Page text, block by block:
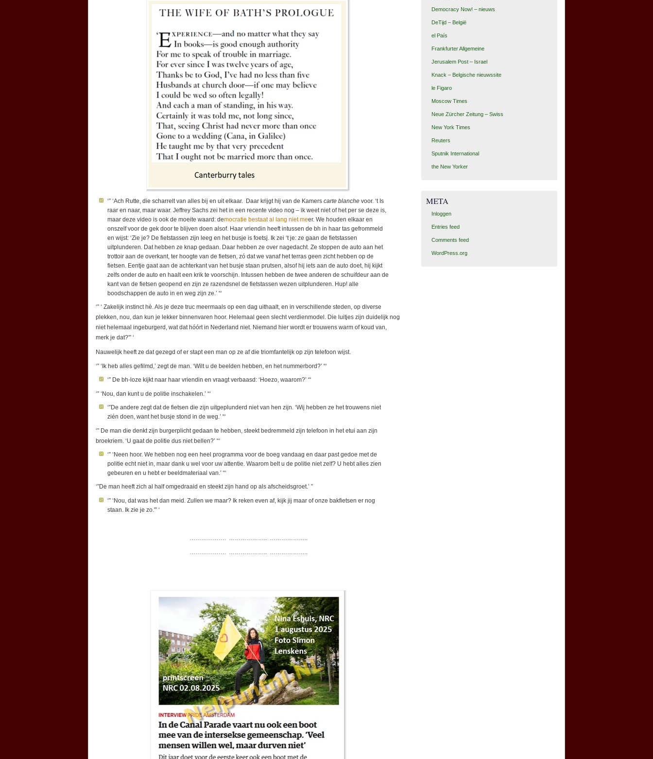
‘” ‘Ach Rutte, die scharrelt van alles bij en uit elkaar. Daar krijgt hij van de Kamers carte blanche voor. ‘t Is
raar en naar, maar waar. Jeffrey Sachs zei het in een recente video nog – ik weet niet of het per se deze is,
maar deze video is ook de moeite waard: democratie bestaat al lang niet meer. We houden elkaar en
onszelf voor de gek door te blijven doen alsof. Haar vriendin heeft intussen de bh in haar tas gefrommeld
en wijst: ‘Zie je? De fietstassen zijn leeg en het busje is foetsj. Ik zei ‘t je: ze gaan de fietstassen
uitplunderen. Dat hebben ze knap gedaan. Daar hebben ze over nagedacht. Ze stoppen de auto aan het
trottoir aan de overkant, ter hoogte van de fietsen, zó dat we vanaf het terras geen zicht hebben op de
fietsen. Eentje gaat aan de achterkant van het busje staan prutsen, alsof hij iets aan de auto doet, hij kijkt
zelfs onder de auto en haalt een krik te voorschijn. Intussen hebben de twee anderen de schuifdeur aan de
kant van de fietsen geopend en zijn ze razendsnel de fietstassen wezen uitplunderen. Hup! alle
boodschappen de auto in en weg zijn ze.’ “‘
‘” ‘ Zakelijk instinct hè. Als je deze truc meermaals op een dag uithaalt, en in verschillende steden, op diverse
plekken, nou, dan kun je lekker binnenvaren hoor. Helemaal geen slecht verdienmodel. Die luitjes zijn duidelijk nog
niet helemaal ingeburgerd, wat dat hóórt in Nederland niet. Niemand hier wordt er trouwens warm of koud van,
merk je dat?'” ‘
Nauwelijk heeft ze dat gezegd of er stapt een man op ze af die triomfantelijk op zijn telefoon wijst.
‘” ‘Ik heb alles gefilmd,’ zegt de man. ‘Wilt u de beelden hebben, en het nummerbord?’ “‘
‘” De bh-loze kijkt naar haar vriendin en vraagt verbaasd: ‘Hoezo, waarom?’ “‘
‘” ‘Nou, dan kunt u de politie inschakelen.’ “‘
‘”De andere zegt dat de fietsen die zijn uitgeplunderd niet van hen zijn. ‘Wij hebben ze het trouwens niet
zién doen, want het busje stond in de weg.’ “‘
‘” De man die denkt zijn burgerplicht gedaan te hebben, steekt bedremmeld zijn telefoon in het etui aan zijn
broekriem. ‘U gaat de politie dus niet bellen?’ “‘
‘” ‘Neen hoor. We hebben nog een heel programma voor de boeg vandaag en daar past gedoe met de
politie echt niet in, maar dank u wel voor uw attentie. Waarom belt u de politie niet zelf? U hebt alles zien
gebeuren en u hebt er beeldmateriaal van.’ “‘
‘”De man heeft zich al half omgedraaid en steekt zijn hand op als afscheidsgroet.’ ”
‘” ‘Nou, dat was het dan meid. Zullen we maar? Ik reken even af, kijk jij maar of onze bakfietsen er nog
staan. Ik zie je zo.'” ‘
………………. ……………….. ………………..
Democracy Now! – nieuws
DeTijd – België
el País
Frankfurter Allgemeine
Jerusalem Post – Israel
Knack – Belgische nieuwssite
le Figaro
Moscow Times
Neue Zürcher Zeitung – Swiss
New York Times
Reuters
Sputnik International
the New Yorker
META
Inloggen
Entries feed
Comments feed
WordPress.org